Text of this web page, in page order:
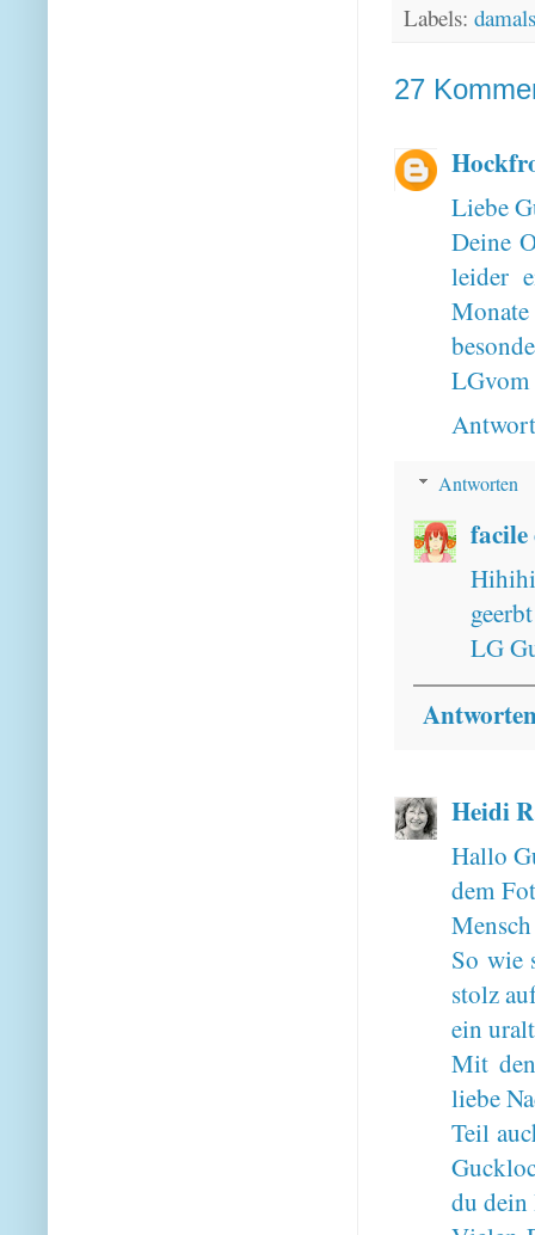
Labels: damals
27
Liebe
Deine
leider
Antworten
facile
LG
Heidi
Hallo
dem
So wie
stolz
ein
Mit
liebe
Teil
du dein